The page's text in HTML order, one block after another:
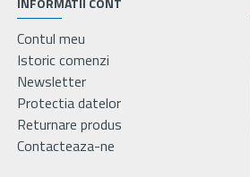
Contul meu
Istoric comenzi
Newsletter
Protectia datelor
Returnare produs
Contacteaza-ne